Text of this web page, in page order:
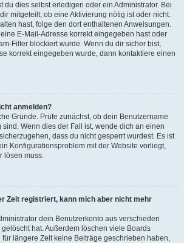
du dies selbst erledigen oder ein Administrator. Bei
mitgeteilt, ob eine Aktivierung nötig ist oder nicht.
hast, folge den dort enthaltenen Anweisungen.
E-Mail-Adresse korrekt eingegeben hast oder
Filter blockiert wurde. Wenn du dir sicher bist,
korrekt eingegeben wurde, dann kontaktiere einen
anmelden?
Gründe. Prüfe zunächst, ob dein Benutzername
Wenn dies der Fall ist, wende dich an einen
dass du nicht gesperrt wurdest. Es ist
Konfigurationsproblem mit der Website vorliegt,
lösen muss.
Zeit registriert, kann mich aber nicht mehr
dein Benutzerkonto aus verschieden
hat. Außerdem löschen viele Boards
längere Zeit keine Beiträge geschrieben haben,